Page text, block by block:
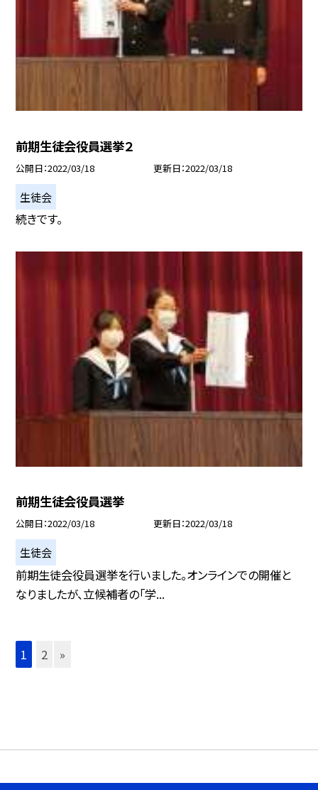
前期生徒会役員選挙２
公開日 2022/03/18 更新日 2022/03/18
生徒会
続きです。
前期生徒会役員選挙
公開日 2022/03/18 更新日 2022/03/18
生徒会
前期生徒会役員選挙を行いました。オンラインでの開催と
なりましたが、立候補者の「学...
1 2 »